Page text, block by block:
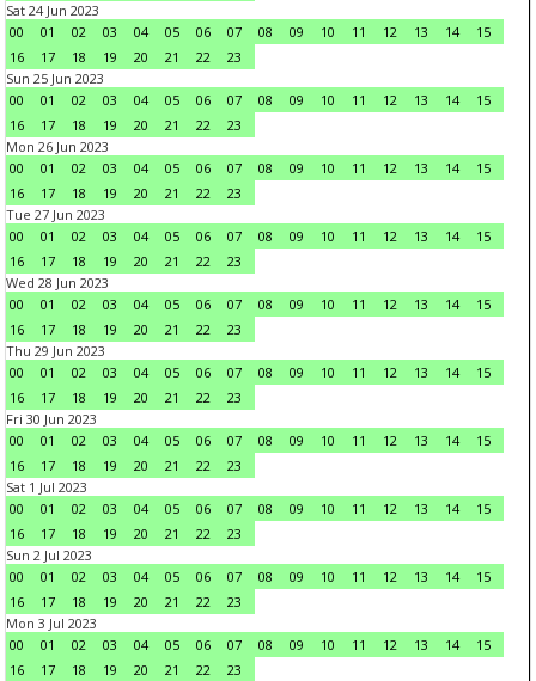
Sat 24 Jun 2023
00
01 02 03 04 05 06 07 08 09 10 11 12 13 14
15
16
17 18 19 20 21 22
23
Sun 25 Jun 2023
00
01 02 03 04 05 06 07 08 09 10 11 12 13 14
15
16
17 18 19 20 21 22
23
Mon 26 Jun 2023
00
01 02 03 04 05 06 07 08 09 10 11 12 13 14
15
16
17 18 19 20 21 22
23
Tue 27 Jun 2023
00
01 02 03 04 05 06 07 08 09 10 11 12 13 14
15
16
17 18 19 20 21 22
23
Wed 28 Jun 2023
00
01 02 03 04 05 06 07 08 09 10 11 12 13 14
15
16
17 18 19 20 21 22
23
Thu 29 Jun 2023
00
01 02 03 04 05 06 07 08 09 10 11 12 13 14
15
16
17 18 19 20 21 22
23
Fri 30 Jun 2023
00
01 02 03 04 05 06 07 08 09 10 11 12 13 14
15
16
17 18 19 20 21 22
23
Sat 1 Jul 2023
00
01 02 03 04 05 06 07 08 09 10 11 12 13 14
15
16
17 18 19 20 21 22
23
Sun 2 Jul 2023
00
01 02 03 04 05 06 07 08 09 10 11 12 13 14
15
16
17 18 19 20 21 22
23
Mon 3 Jul 2023
00
01 02 03 04 05 06 07 08 09 10 11 12 13 14
15
16
17 18 19 20 21 22
23